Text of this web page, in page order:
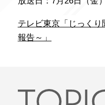
テレビ東京「じっく
報告～」